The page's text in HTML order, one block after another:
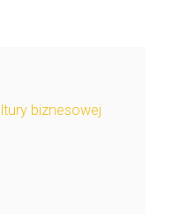
biznesowej